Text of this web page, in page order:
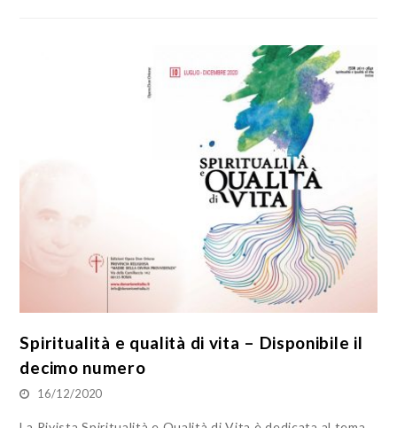
Spiritualità e qualità di vita – Disponibile il
decimo numero
16/12/2020